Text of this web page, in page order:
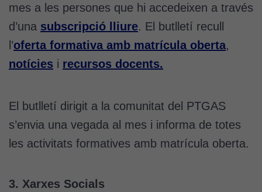
mes a les persones que hi accedeixen a través
d’una subscripció lliure. El butlletí recull
l’oferta formativa amb matrícula oberta,
notícies i recursos docents.
El butlletí dirigit a la comunitat del PTGAS
s’envia una vegada al mes i informa de totes
les activitats formatives amb matrícula oberta.
3. Xarxes Socials